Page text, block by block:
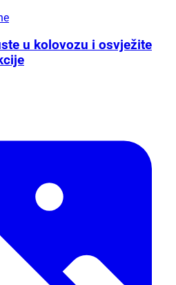
u kolovozu i osvježite